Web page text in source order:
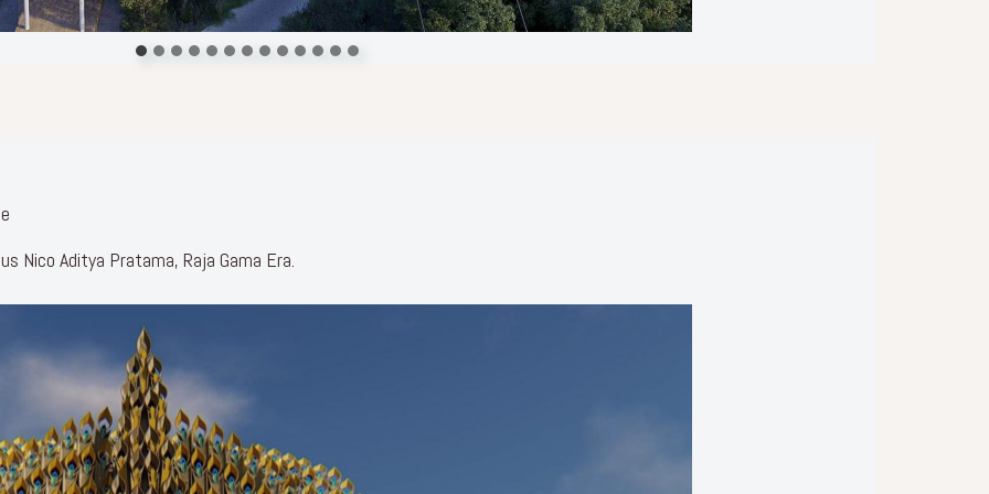
Nico Aditya Pratama, Raja Gama Era.